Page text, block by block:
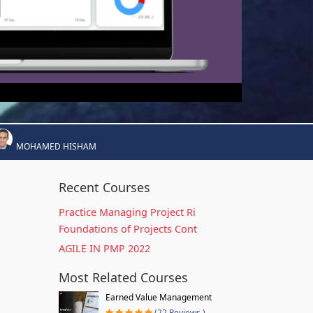
MOHAMED HISHAM
Recent Courses
Practice Managing Project Ri
Foundations of Projects Cont
AGILE IN PMP 2022
Most Related Courses
Earned Value Management